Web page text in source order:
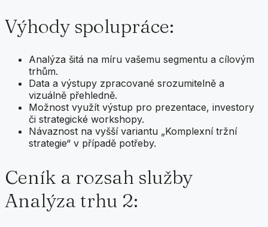
Výhody spolupráce:
Analýza šitá na míru vašemu segmentu a cílovým
trhům.
Data a výstupy zpracované srozumitelně a
vizuálně přehledně.
Možnost využít výstup pro prezentace, investory
či strategické workshopy.
Návaznost na vyšší variantu „Komplexní tržní
strategie“ v případě potřeby.
Ceník a rozsah služby
Analýza trhu 2: